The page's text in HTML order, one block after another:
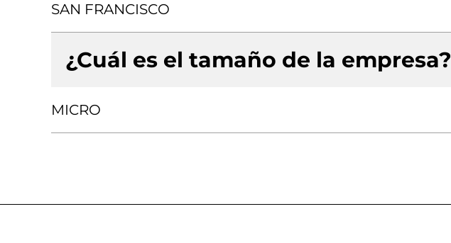
SAN FRANCISCO
¿Cuál es el tamaño de la empresa?
MICRO